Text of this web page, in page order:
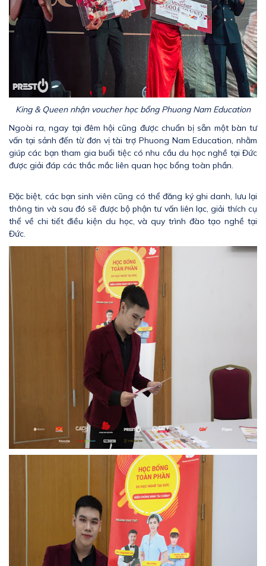
King & Queen nhận voucher học bổng Phuong Nam Education
Ngoài ra, ngay tại đêm hội cũng được chuẩn bị sẵn một bàn tư
vấn tại sảnh đến từ đơn vị tài trợ Phuong Nam Education, nhằm
giúp các bạn tham gia buổi tiệc có nhu cầu du học nghề tại Đức
được giải đáp các thắc mắc liên quan học bổng toàn phần.
Đặc biệt, các bạn sinh viên cũng có thể đăng ký ghi danh, lưu lại
thông tin và sau đó sẽ được bộ phận tư vấn liên lạc, giải thích cụ
thể về chi tiết điều kiện du học, và quy trình đào tạo nghề tại
Đức.